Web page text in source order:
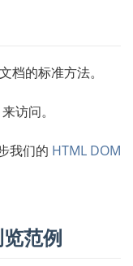
档的标准方法。
访问。
我们的 HTML DOM
范例